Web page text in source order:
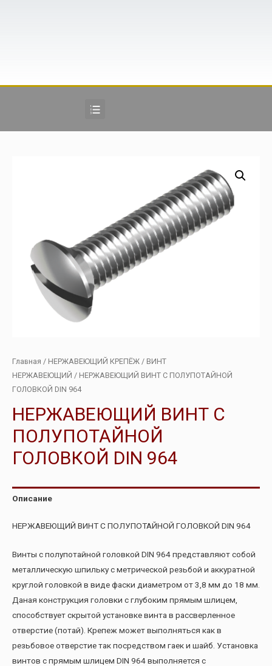
Главная / НЕРЖАВЕЮЩИЙ КРЕПЁЖ / ВИНТ
НЕРЖАВЕЮЩИЙ / НЕРЖАВЕЮЩИЙ ВИНТ С ПОЛУПОТАЙНОЙ
ГОЛОВКОЙ DIN 964
НЕРЖАВЕЮЩИЙ ВИНТ С
ПОЛУПОТАЙНОЙ
ГОЛОВКОЙ DIN 964
Описание
НЕРЖАВЕЮЩИЙ ВИНТ С ПОЛУПОТАЙНОЙ ГОЛОВКОЙ DIN 964
Винты с полупотайной головкой DIN 964 представляют собой
металлическую шпильку с метрической резьбой и аккуратной
круглой головкой в виде фаски диаметром от 3,8 мм до 18 мм.
Даная конструкция головки с глубоким прямым шлицем,
способствует скрытой установке винта в рассверленное
отверстие (потай). Крепеж может выполняться как в
резьбовое отверстие так посредством гаек и шайб. Установка
винтов с прямым шлицем DIN 964 выполняется с